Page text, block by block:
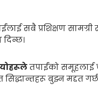
सबै प्रशिक्षण
दिन्छ।
तपाईंको समूहलाई
बुझ्न मद्दत